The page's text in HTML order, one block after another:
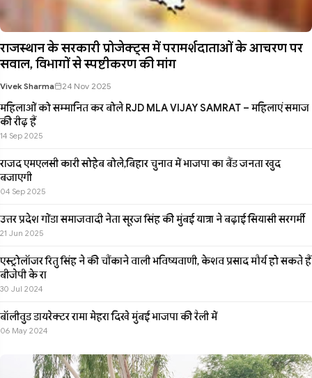
राजस्थान के सरकारी प्रोजेक्ट्स में परामर्शदाताओं के आचरण पर
सवाल, विभागों से स्पष्टीकरण की मांग
Vivek Sharma 24 Nov 2025
महिलाओं को सम्मानित कर बोले RJD MLA VIJAY SAMRAT – महिलाएं समाज
की रीढ़ हैं
14 Sep 2025
राजद एमएलसी कारी सोहेब बोले,बिहार चुनाव में भाजपा का बैंड जनता खुद
बजाएगी
04 Sep 2025
उत्तर प्रदेश गोंडा समाजवादी नेता सूरज सिंह की मुंबई यात्रा ने बढ़ाई सियासी सरगर्मी
21 Jun 2025
एस्ट्रोलॉजर रितु सिंह ने की चौंकाने वाली भविष्यवाणी, केशव प्रसाद मौर्य हो सकते हैं
बीजेपी के रा
30 Jul 2024
बॉलीवुड डायरेक्टर रामा मेहरा दिखे मुंबई भाजपा की रैली में
06 May 2024